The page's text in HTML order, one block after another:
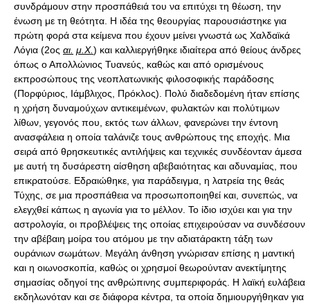
συνδράμουν στην προσπάθειά του να επιτύχει τη θέωση, την
ένωση με τη θεότητα. Η ιδέα της θεουργίας παρουσιάστηκε για
πρώτη φορά στα κείμενα που έχουν μείνει γνωστά ως Χαλδαϊκά
Λόγια (2ος αι. μ.Χ.) και καλλιεργήθηκε ιδιαίτερα από θείους άνδρες
όπως ο Απολλώνιος Τυανεύς, καθώς και από ορισμένους
εκπροσώπους της νεοπλατωνικής φιλοσοφικής παράδοσης
(Πορφύριος, Ιάμβλιχος, Πρόκλος). Πολύ διαδεδομένη ήταν επίσης
η χρήση δυναμούχων αντικειμένων, φυλακτών και πολύτιμων
λίθων, γεγονός που, εκτός των άλλων, φανερώνει την έντονη
ανασφάλεια η οποία ταλάνιζε τους ανθρώπους της εποχής. Μια
σειρά από θρησκευτικές αντιλήψεις και τεχνικές συνδέονταν άμεσα
με αυτή τη δυσάρεστη αίσθηση αβεβαιότητας και αδυναμίας, που
επικρατούσε. Εδραιώθηκε, για παράδειγμα, η λατρεία της θεάς
Τύχης, σε μια προσπάθεια να προσωποποιηθεί και, συνεπώς, να
ελεγχθεί κάπως η αγωνία για το μέλλον. Το ίδιο ισχύει και για την
αστρολογία, οι προβλέψεις της οποίας επιχειρούσαν να συνδέσουν
την αβέβαιη μοίρα του ατόμου με την αδιατάρακτη τάξη των
ουράνιων σωμάτων. Μεγάλη άνθηση γνώρισαν επίσης η μαντική
και η οιωνοσκοπία, καθώς οι χρησμοί θεωρούνταν ανεκτίμητης
σημασίας οδηγοί της ανθρώπινης συμπεριφοράς. Η λαϊκή ευλάβεια
εκδηλωνόταν και σε διάφορα κέντρα, τα οποία δημιουργήθηκαν για